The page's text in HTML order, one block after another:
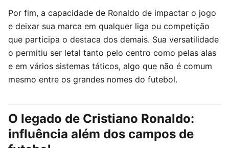
Por fim, a capacidade de Ronaldo de impactar o jogo
e deixar sua marca em qualquer liga ou competição
que participa o destaca dos demais. Sua versatilidade
o permitiu ser letal tanto pelo centro como pelas alas
e em vários sistemas táticos, algo que não é comum
mesmo entre os grandes nomes do futebol.
O legado de Cristiano Ronaldo:
influência além dos campos de